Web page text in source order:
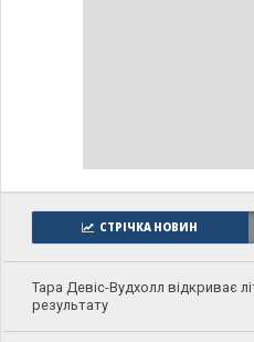
СТРІЧКА НОВИН
Тара Девіс-Вудхолл відкриває
результату